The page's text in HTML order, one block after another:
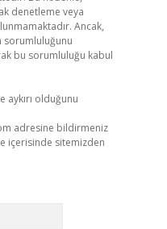
denetleme veya
Ancak,
sorumluluğunu
bu sorumluluğu kabul
aykırı olduğunu
adresine bildirmeniz
içerisinde sitemizden